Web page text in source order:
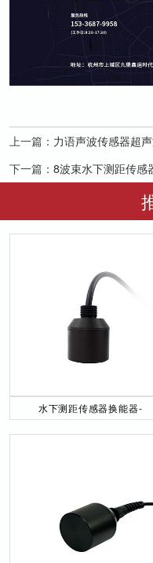
上一篇： 力语声波传感器超
下一篇： 8波束水下测距传感
水下测距传感器换能器-